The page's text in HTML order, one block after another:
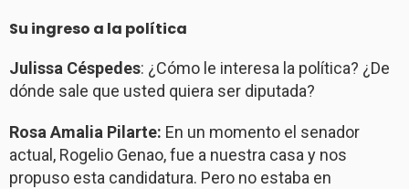
Su ingreso a la política
Julissa Céspedes: ¿Cómo le interesa la política? ¿De
dónde sale que usted quiera ser diputada?
Rosa Amalia Pilarte: En un momento el senador
actual, Rogelio Genao, fue a nuestra casa y nos
propuso esta candidatura. Pero no estaba en